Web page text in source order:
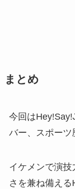
まとめ
今回は
バー、スポーツ
イケメンで演
さを兼ね備える